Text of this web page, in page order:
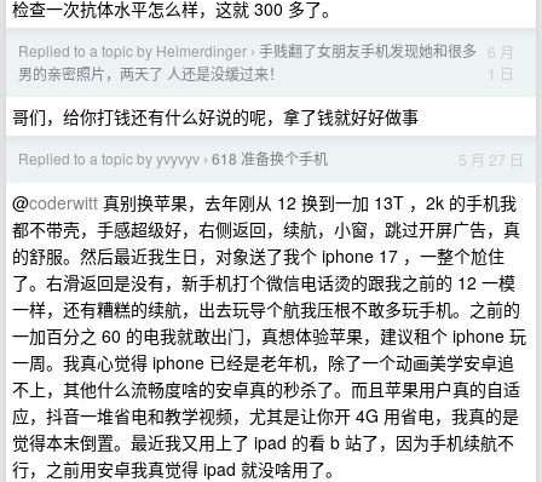
检查一次抗体水平怎么样，这就 300 多了。
Replied to a topic by Heimerdinger › 手贱翻了女朋友手机发现她和很多
男的亲密照片，两天了 人还是没缓过来！
6 月
1 日
哥们，给你打钱还有什么好说的呢，拿了钱就好好做事
Replied to a topic by yvyvyv › 618 准备换个手机 5 月 27 日
@coderwitt 真别换苹果，去年刚从 12 换到一加 13T ，2k 的手机我
都不带壳，手感超级好，右侧返回，续航，小窗，跳过开屏广告，真
的舒服。然后最近我生日，对象送了我个 iphone 17 ，一整个尬住
了。右滑返回是没有，新手机打个微信电话烫的跟我之前的 12 一模
一样，还有糟糕的续航，出去玩导个航我压根不敢多玩手机。之前的
一加百分之 60 的电我就敢出门，真想体验苹果，建议租个 iphone 玩
一周。我真心觉得 iphone 已经是老年机，除了一个动画美学安卓追
不上，其他什么流畅度啥的安卓真的秒杀了。而且苹果用户真的自适
应，抖音一堆省电和教学视频，尤其是让你开 4G 用省电，我真的是
觉得本末倒置。最近我又用上了 ipad 的看 b 站了，因为手机续航不
行，之前用安卓我真觉得 ipad 就没啥用了。